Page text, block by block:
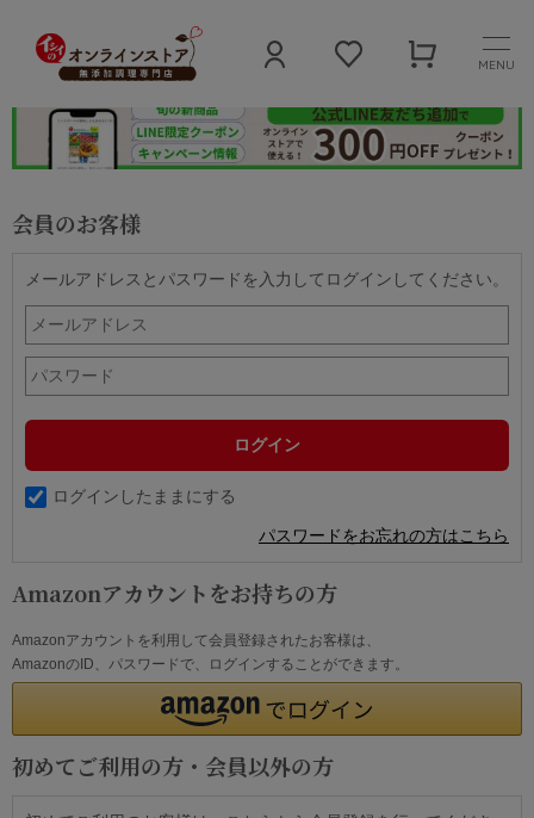
MENU
会員のお客様
メールアドレスとパスワードを入力してログインしてください。
ログインしたままにする
パスワードをお忘れの方はこちら
Amazonアカウントをお持ちの方
Amazonアカウントを利用して会員登録されたお客様は、
AmazonのID、パスワードで、ログインすることができます。
初めてご利用の方・会員以外の方